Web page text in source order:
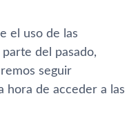
el uso de las
del pasado,
seguir
hora de acceder a las